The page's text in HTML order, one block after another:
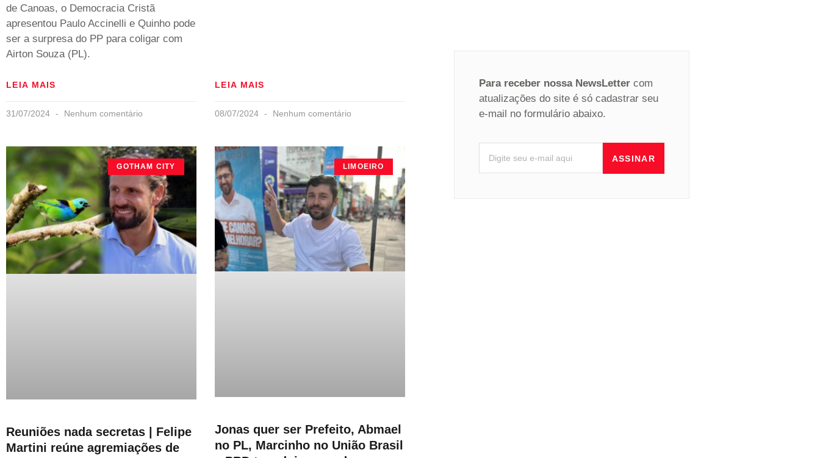
de Canoas, o Democracia Cristã
apresentou Paulo Accinelli e Quinho pode
ser a surpresa do PP para coligar com
Airton Souza (PL).
LEIA MAIS
31/07/2024 Nenhum comentário
LEIA MAIS
08/07/2024 Nenhum comentário
GOTHAM CITY
Reuniões nada secretas | Felipe
Martini reúne agremiações de
LIMOEIRO
Jonas quer ser Prefeito, Abmael
no PL, Marcinho no União Brasil
Para receber nossa NewsLetter com
atualizações do site é só cadastrar seu
e-mail no formulário abaixo.
ASSINAR